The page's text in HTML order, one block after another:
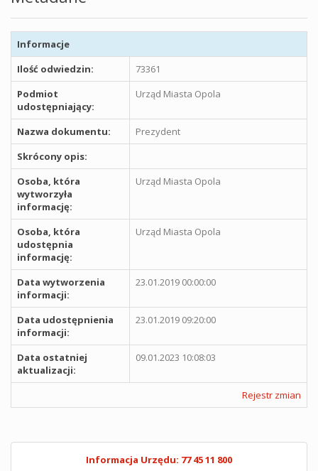
Informacje
Ilość odwiedzin:
73361
Podmiot
udostępniający:
Urząd Miasta Opola
Nazwa dokumentu:
Prezydent
Skrócony opis:
Osoba, która
wytworzyła
informację:
Urząd Miasta Opola
Osoba, która
udostępnia
informację:
Urząd Miasta Opola
Data wytworzenia
informacji:
23.01.2019 00:00:00
Data udostępnienia
informacji:
23.01.2019 09:20:00
Data ostatniej
aktualizacji:
09.01.2023 10:08:03
Rejestr zmian
Informacja Urzędu: 77 45 11 800